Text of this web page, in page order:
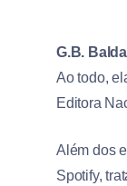
G.B.
Ao todo,
Editora
Além dos
Spotify,